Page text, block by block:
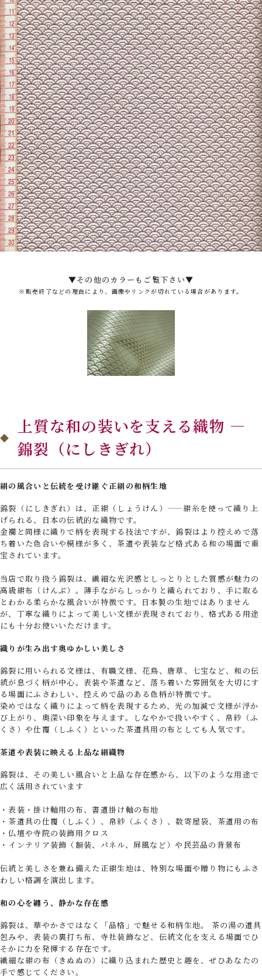
▼その他のカラーもご覧下さい▼
※販売終了などの理由により、画像やリンクが切れている場合があります。
上質な和の装いを支える織物 —
錦裂（にしきぎれ）
絹の風合いと伝統を受け継ぐ正絹の和柄生地
錦裂（にしきぎれ）は、正絹（しょうけん）——絹糸を使って織り上
げられる、日本の伝統的な織物です。
金襴と同様に織りで柄を表現する技法ですが、錦裂はより控えめで落
ち着いた色合いや模様が多く、茶道や表装など格式ある和の場面で重
宝されています。
当店で取り扱う錦裂は、繊細な光沢感としっとりとした質感が魅力の
高級絹布（けんぷ）。薄手ながらしっかりと織られており、手に取る
とわかる柔らかな風合いが特徴です。日本製の生地ではありません
が、丁寧な織りによって美しい文様が表現されており、格式ある用途
にも十分お使いいただけます。
織りが生み出す奥ゆかしい美しさ
錦裂に用いられる文様は、有職文様、花鳥、唐草、七宝など、和の伝
統が息づく柄が中心。表装や茶道など、落ち着いた雰囲気を大切にす
る場面にふさわしい、控えめで品のある色柄が特徴です。
染めではなく織りによって柄を表現するため、光の加減で文様が浮か
び上がり、奥深い印象を与えます。しなやかで扱いやすく、帛紗（ふ
くさ）や仕覆（しふく）といった茶道具用の布としても人気です。
茶道や表装に映える上品な絹織物
錦裂は、その美しい風合いと上品な存在感から、以下のような用途で
広く活用されています
・表装・掛け軸用の布、書道掛け軸の布地
・茶道具の仕覆（しふく）、帛紗（ふくさ）、数寄屋袋、茶道用の布
・仏壇や寺院の装飾用クロス
・インテリア装飾（額装、パネル、屏風など）や民芸品の背景布
伝統と美しさを兼ね備えた正絹生地は、特別な場面や贈り物にもふさ
わしい格調を演出します。
和の心を纏う、静かな存在感
錦裂は、華やかさではなく「品格」で魅せる和柄生地。 茶の湯の道具
包みや、表装の裏打ち布、寺社装飾など、伝統文化を支える場面でひ
そかに力を発揮する存在です。
繊細な絹の布（きぬぬの）に織り込まれた歴史と趣を、ぜひあなたの
手で感じてください。